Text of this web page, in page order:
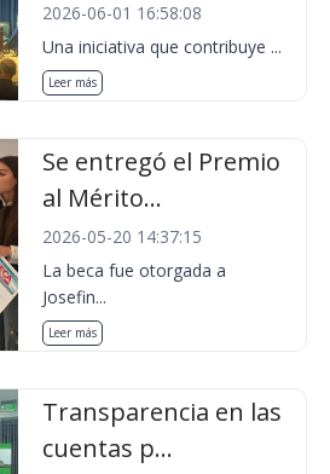
2026-06-01 16:58:08
Una iniciativa que contribuye ...
Leer más
Se entregó el Premio
al Mérito...
2026-05-20 14:37:15
La beca fue otorgada a
Josefin...
Leer más
Transparencia en las
cuentas p...